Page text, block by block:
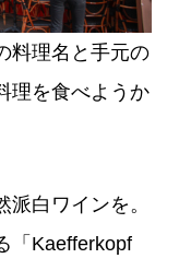
料理名と手元の
理を食べようか
白ワインを。
「Kaefferkopf